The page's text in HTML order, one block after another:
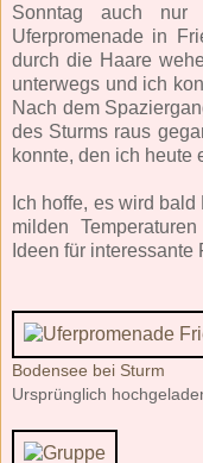
Sonntag auch
Uferpromenade in
durch die Haare
unterwegs und ich
Nach dem
des Sturms raus
konnte, den ich heute
Ich hoffe, es wird
milden
Ideen für interessante
Bodensee bei Sturm
Ursprünglich